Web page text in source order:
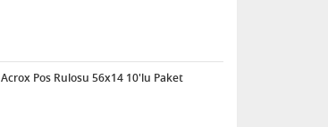
Acrox Pos Rulosu 56x14 10'lu Paket